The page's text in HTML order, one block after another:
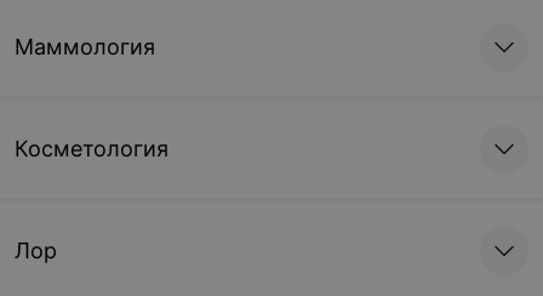
Маммология
Косметология
Лор